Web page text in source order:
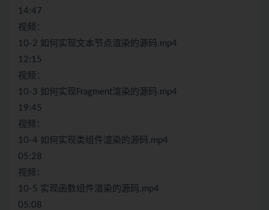
14:47
视频：
10-2 如何实现文本节点渲染的源码.mp4
12:15
视频：
10-3 如何实现Fragment渲染的源码.mp4
19:45
视频：
10-4 如何实现类组件渲染的源码.mp4
05:28
视频：
10-5 实现函数组件渲染的源码.mp4
05:08